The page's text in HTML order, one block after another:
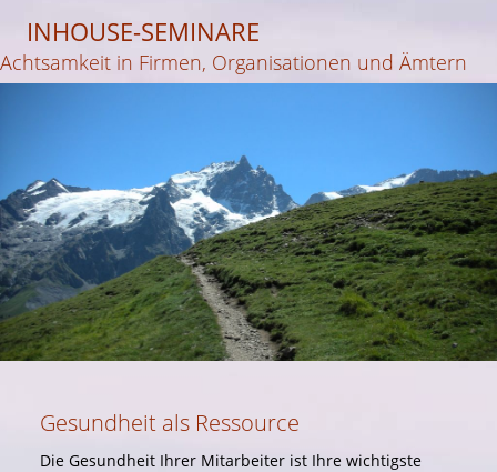
INHOUSE-SEMINARE
Achtsamkeit in Firmen, Organisationen und Ämtern
Gesundheit als Ressource
Die Gesundheit Ihrer Mitarbeiter ist Ihre wichtigste